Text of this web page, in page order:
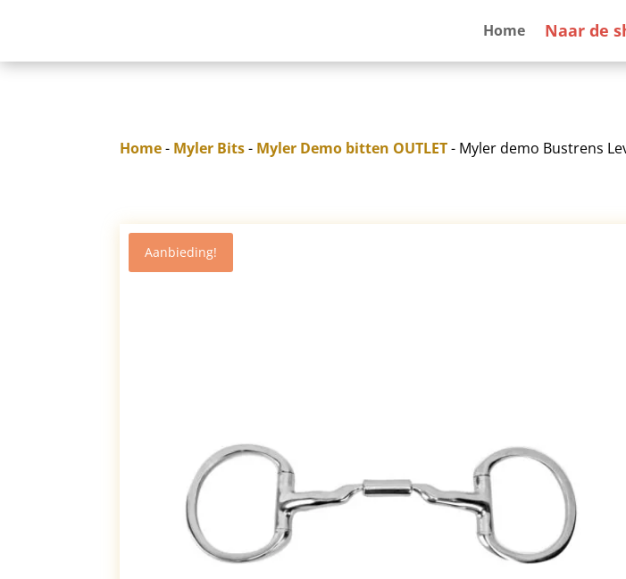
Home Naar de
Home- Myler Bits- Myler Demo bitten OUTLET- Myler demo Bustrens
Aanbieding!